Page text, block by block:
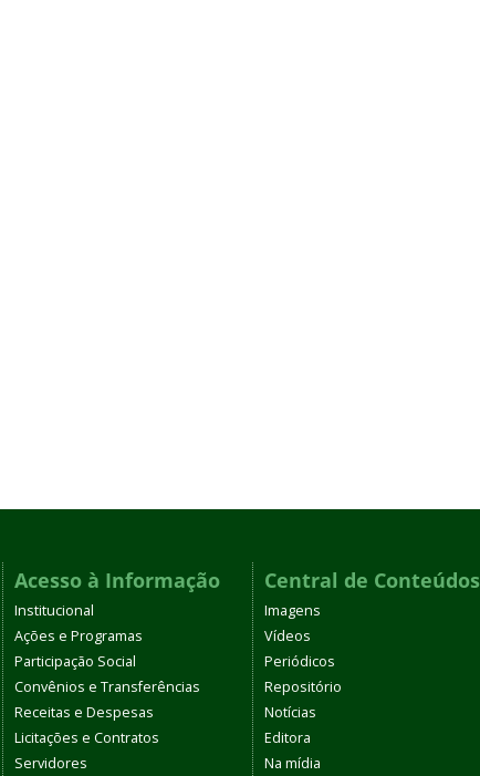
Acesso à Informação
Institucional
Ações e Programas
Participação Social
Convênios e Transferências
Receitas e Despesas
Licitações e Contratos
Servidores
Central de Conteúdos
Imagens
Vídeos
Periódicos
Repositório
Notícias
Editora
Na mídia